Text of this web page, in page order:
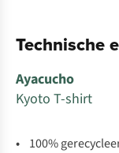
Technische
Ayacucho
Kyoto T-shirt
• 100%